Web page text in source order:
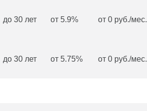
до 30 лет от 5.9% от 0 руб./мес.
до 30 лет от 5.75% от 0 руб./мес.